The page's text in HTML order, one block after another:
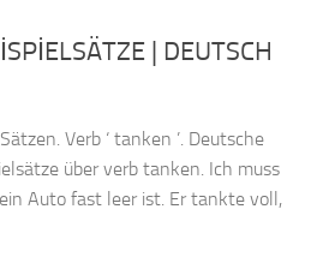
| DEUTSCH
Verb ‘ tanken ’. Deutsche
über verb tanken. Ich muss
Auto fast leer ist. Er tankte voll,